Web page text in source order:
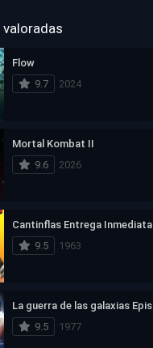
Flow
9.7
2024
Mortal Kombat II
9.6
2026
Cantinflas Entrega Inmediata
9.5
1963
9.5
1977